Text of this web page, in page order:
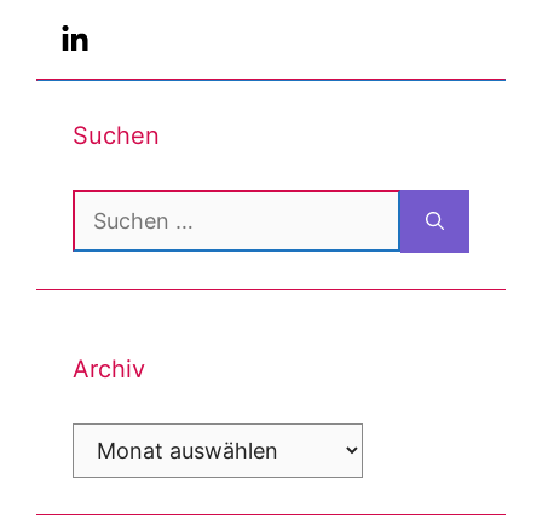
Suchen
Suchen
Archiv
Archiv